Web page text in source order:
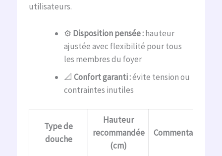
utilisateurs.
⚙️ Disposition pensée :hauteur
ajustée avec flexibilité pour tous
les membres du foyer
📐 Confort garanti :évite tension ou
contraintes inutiles
Type de
douche
Hauteur
recommandée
(cm)
Commentaires